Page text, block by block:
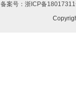
备案号：浙ICP备